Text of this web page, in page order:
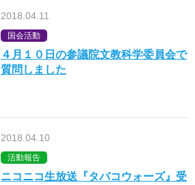
2018.04.11
国会活動
４月１０日の参議院文教科学委員会で
質問しました
2018.04.10
活動報告
ニコニコ生放送『タバコウォーズ』受